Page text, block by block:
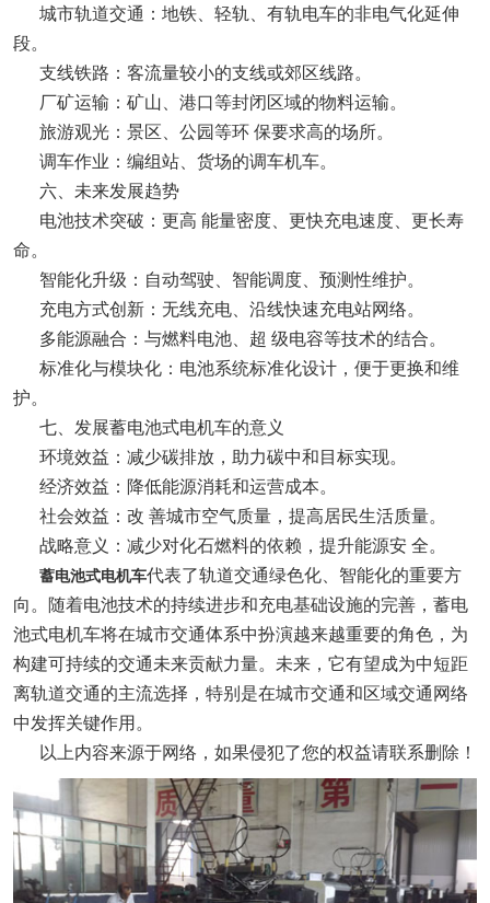
城市轨道交通：地铁、轻轨、有轨电车的非电气化延伸
段。
支线铁路：客流量较小的支线或郊区线路。
厂矿运输：矿山、港口等封闭区域的物料运输。
旅游观光：景区、公园等环 保要求高的场所。
调车作业：编组站、货场的调车机车。
六、未来发展趋势
电池技术突破：更高 能量密度、更快充电速度、更长寿
命。
智能化升级：自动驾驶、智能调度、预测性维护。
充电方式创新：无线充电、沿线快速充电站网络。
多能源融合：与燃料电池、超 级电容等技术的结合。
标准化与模块化：电池系统标准化设计，便于更换和维
护。
七、发展蓄电池式电机车的意义
环境效益：减少碳排放，助力碳中和目标实现。
经济效益：降低能源消耗和运营成本。
社会效益：改 善城市空气质量，提高居民生活质量。
战略意义：减少对化石燃料的依赖，提升能源安 全。
蓄电池式电机车代表了轨道交通绿色化、智能化的重要方
向。随着电池技术的持续进步和充电基础设施的完善，蓄电
池式电机车将在城市交通体系中扮演越来越重要的角色，为
构建可持续的交通未来贡献力量。未来，它有望成为中短距
离轨道交通的主流选择，特别是在城市交通和区域交通网络
中发挥关键作用。
以上内容来源于网络，如果侵犯了您的权益请联系删除！